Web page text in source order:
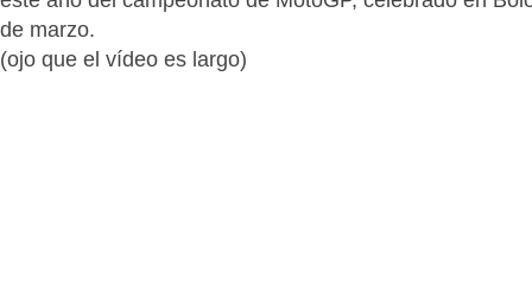
de marzo.
(ojo que el vídeo es largo)